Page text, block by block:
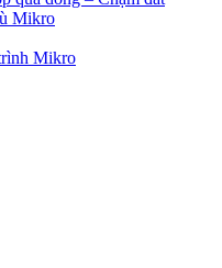
Mikro
Mikro